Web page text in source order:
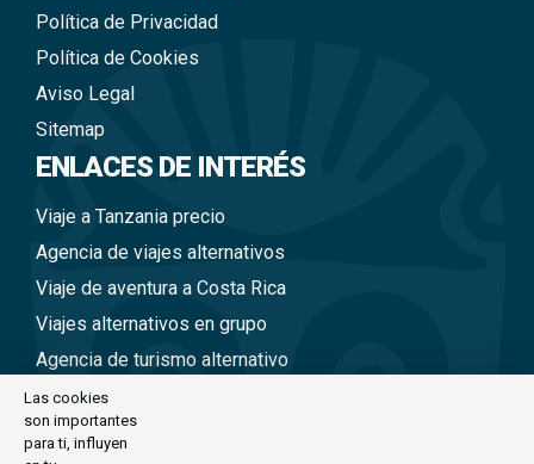
Política de Privacidad
Política de Cookies
Aviso Legal
Sitemap
ENLACES DE INTERÉS
Viaje a Tanzania precio
Agencia de viajes alternativos
Viaje de aventura a Costa Rica
Viajes alternativos en grupo
Agencia de turismo alternativo
Viajes a Nepal en grupo
Viaje alternativo a Tailandia
Las cookies
son importantes
para ti, influyen